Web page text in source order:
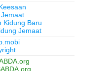
Kidung Baru
Jemaat